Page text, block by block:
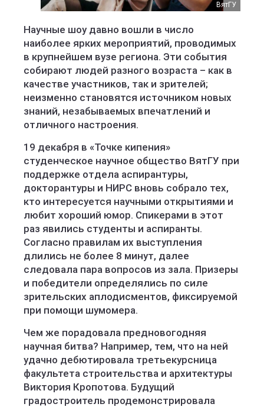
ВятГУ
Научные шоу давно вошли в число
наиболее ярких мероприятий, проводимых
в крупнейшем вузе региона. Эти события
собирают людей разного возраста – как в
качестве участников, так и зрителей;
неизменно становятся источником новых
знаний, незабываемых впечатлений и
отличного настроения.
19 декабря в «Точке кипения»
студенческое научное общество ВятГУ при
поддержке отдела аспирантуры,
докторантуры и НИРС вновь собрало тех,
кто интересуется научными открытиями и
любит хороший юмор. Спикерами в этот
раз явились студенты и аспиранты.
Согласно правилам их выступления
длились не более 8 минут, далее
следовала пара вопросов из зала. Призеры
и победители определялись по силе
зрительских аплодисментов, фиксируемой
при помощи шумомера.
Чем же порадовала предновогодняя
научная битва? Например, тем, что на ней
удачно дебютировала третьекурсница
факультета строительства и архитектуры
Виктория Кропотова. Будущий
градостроитель продемонстрировала